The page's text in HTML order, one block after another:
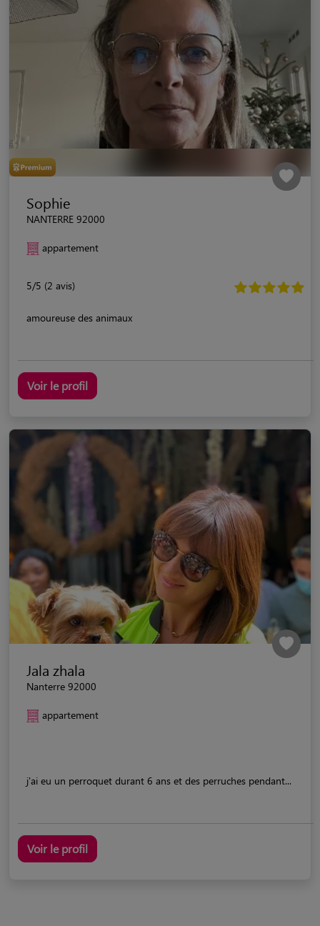
Sophie
NANTERRE 92000
appartement
5/5 (2 avis)
amoureuse des animaux
Voir le profil
Jala zhala
Nanterre 92000
appartement
j'ai eu un perroquet durant 6 ans et des perruches pendant...
Voir le profil